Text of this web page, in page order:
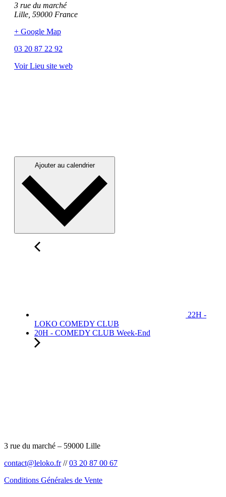
3 rue du marché
Lille 59000 France
+ Google Map
03 20 87 22 92
Voir Lieu site web
Ajouter au calendrier
22H -
LOKO COMEDY CLUB
20H - COMEDY CLUB Week-End
3 rue du marché – 59000 Lille
contact@leloko.fr//03 20 87 00 67
Conditions Générales de Vente